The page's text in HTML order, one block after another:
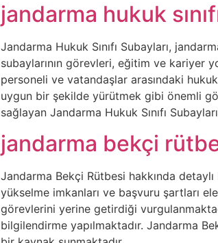
jandarma hukuk
Jandarma Hukuk Sınıfı Subayları,
subaylarının görevleri, eğitim ve kariyer
personeli ve vatandaşlar arasındaki
uygun bir şekilde yürütmek gibi önemli
sağlayan Jandarma Hukuk Sınıfı
jandarma bekçi
Jandarma Bekçi Rütbesi hakkında
yükselme imkanları ve başvuru şartları
görevlerini yerine getirdiği
bilgilendirme yapılmaktadır. Jandarma